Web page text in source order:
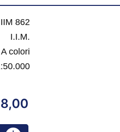
IIM 862
I.I.M.
A colori